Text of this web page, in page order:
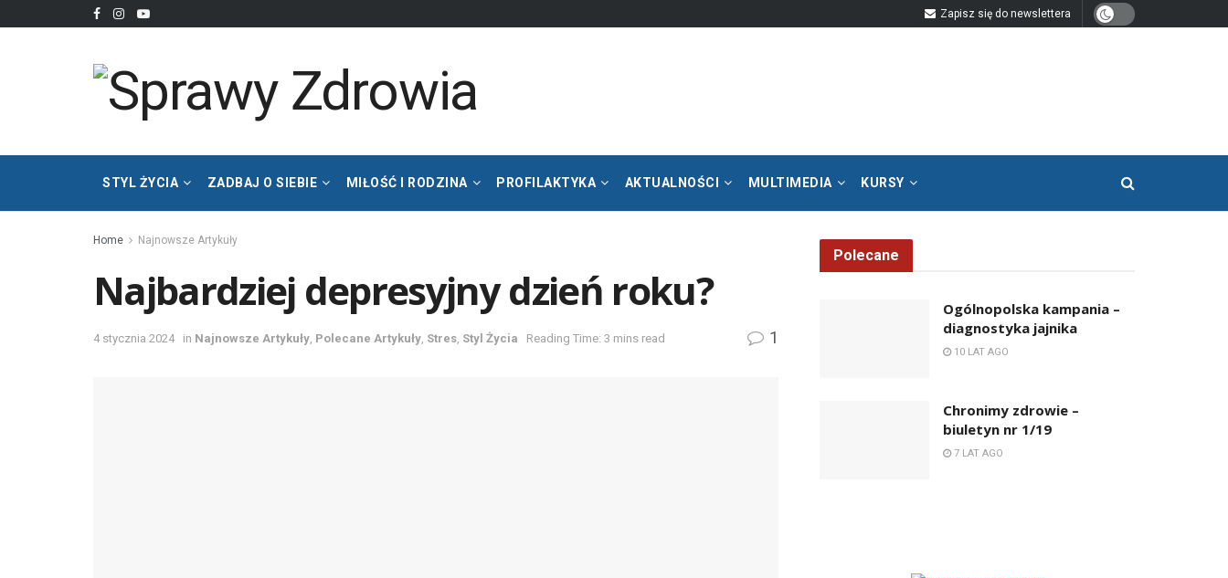
Zapisz się do newslettera
STYL ŻYCIA ZADBAJ O SIEBIE MIŁOŚĆ I RODZINA PROFILAKTYKA AKTUALNOŚCI MULTIMEDIA KURSY
Home Najnowsze Artykuły
Najbardziej depresyjny dzień roku?
4 stycznia 2024 in Najnowsze Artykuły Polecane Artykuły Stres Styl Życia Reading Time: 3 mins read 1
Polecane
Ogólnopolska kampania –
diagnostyka jajnika
10 LAT AGO
Chronimy zdrowie –
biuletyn nr 1/19
7 LAT AGO